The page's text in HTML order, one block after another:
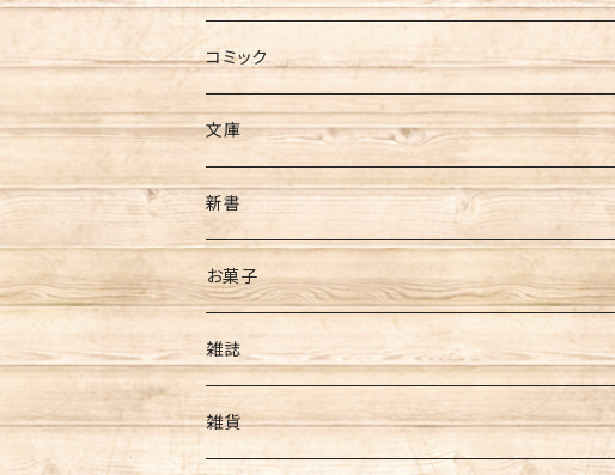
コミック
文庫
新書
お菓子
芋ようかん
雑誌
雑貨